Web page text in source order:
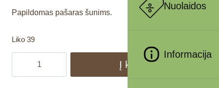
Nuolaidos
Informacija
Papildomas pašaras šunims.
Liko 39
Į krepšelį